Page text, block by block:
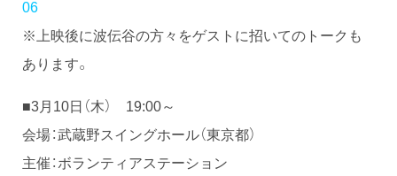
06
※上映後に波伝谷の方々をゲストに招いてのトークも
あります。
■3月10日（木） 19:00～
会場：武蔵野スイングホール（東京都）
主催：ボランティアステーション